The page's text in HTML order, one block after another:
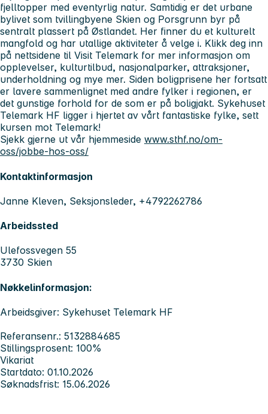
fjelltopper med eventyrlig natur. Samtidig er det urbane
bylivet som tvillingbyene Skien og Porsgrunn byr på
sentralt plassert på Østlandet. Her finner du et kulturelt
mangfold og har utallige aktiviteter å velge i. Klikk deg inn
på nettsidene til Visit Telemark for mer informasjon om
opplevelser, kulturtilbud, nasjonalparker, attraksjoner,
underholdning og mye mer. Siden boligprisene her fortsatt
er lavere sammenlignet med andre fylker i regionen, er
det gunstige forhold for de som er på boligjakt. Sykehuset
Telemark HF ligger i hjertet av vårt fantastiske fylke, sett
kursen mot Telemark!
Sjekk gjerne ut vår hjemmeside www.sthf.no/om-
oss/jobbe-hos-oss/
Kontaktinformasjon
Janne Kleven, Seksjonsleder, +4792262786
Arbeidssted
Ulefossvegen 55
3730 Skien
Nøkkelinformasjon:
Arbeidsgiver: Sykehuset Telemark HF
Referansenr.: 5132884685
Stillingsprosent: 100%
Vikariat
Startdato: 01.10.2026
Søknadsfrist: 15.06.2026